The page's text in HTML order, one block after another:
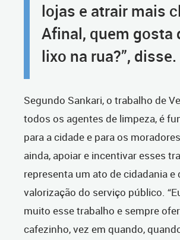
lojas e atrair mais
Afinal, quem gosta
lixo na rua?”, disse.
Segundo Sankari, o trabalho de
todos os agentes de limpeza, é
para a cidade e para os
ainda, apoiar e incentivar esses
representa um ato de cidadania e
valorização do serviço público.
muito esse trabalho e sempre
cafezinho, vez em quando,